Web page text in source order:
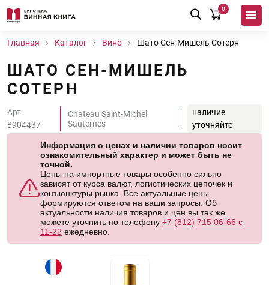
0
Главная Каталог Вино Шато Сен-Мишель Сотерн
ШАТО СЕН-МИШЕЛЬ
СОТЕРН
Арт.
8904437
Chateau Saint-Michel
Sauternes
наличие
уточняйте
Информация о ценах и наличии товаров носит
ознакомительный характер и может быть не
точной.
Цены на импортные товары особенно сильно
зависят от курса валют, логистических цепочек и
конъюнктуры рынка. Все актуальные цены
формируются ответом на ваши запросы. Об
актуальности наличия товаров и цен вы так же
можете уточнить по телефону +7 (812) 715 06-66 с
11-22 ежедневно.